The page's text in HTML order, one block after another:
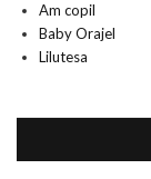
Am copil
Baby Orajel
Lilutesa